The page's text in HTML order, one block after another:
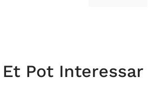
Pot Interessar